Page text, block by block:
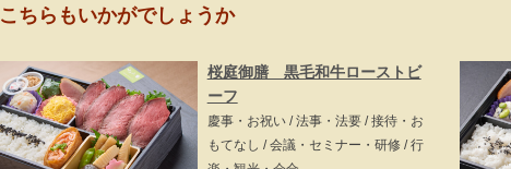
こちらもいかがでしょうか
桜庭御膳 黒毛和牛ローストビ
ーフ
慶事・お祝い / 法事・法要 / 接待・お
もてなし / 会議・セミナー・研修 / 行